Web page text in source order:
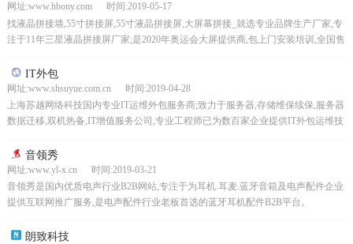
网址:www.hbony.com 时间:2019-05-17
找液晶拼接墙,55寸拼接屏,55寸液晶拼接屏,大屏幕拼接_就选专业品牌生产厂家,专
注于11年三星液晶拼接屏厂家;是2020年奥运会大屏提供商,包上门安装培训,全国售
IT外包
网址:www.shsuyue.com.cn 时间:2019-04-28
上海苏越网络科技国内专业IT运维外包服务商;致力于服务器,存储维保续保,服务器
数据迁移,双机热备,IT增值服务公司,专业工程师已为数百家企业提供IT外包运维技
音领秀
网址:www.yl-x.cn 时间:2019-03-21
音领秀是国内优质电声行业B2B网站,专注于为耳机.耳麦.蓝牙音箱及电声配件企业
提供互联网推广服务,是电声配件行业老板首选的蓝牙耳机配件B2B平台。
朗致科技